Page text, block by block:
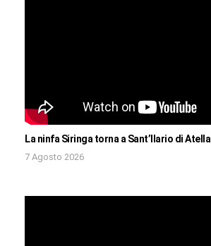
La ninfa Siringa torna a Sant’Ilario di Atella
7 Agosto 2026